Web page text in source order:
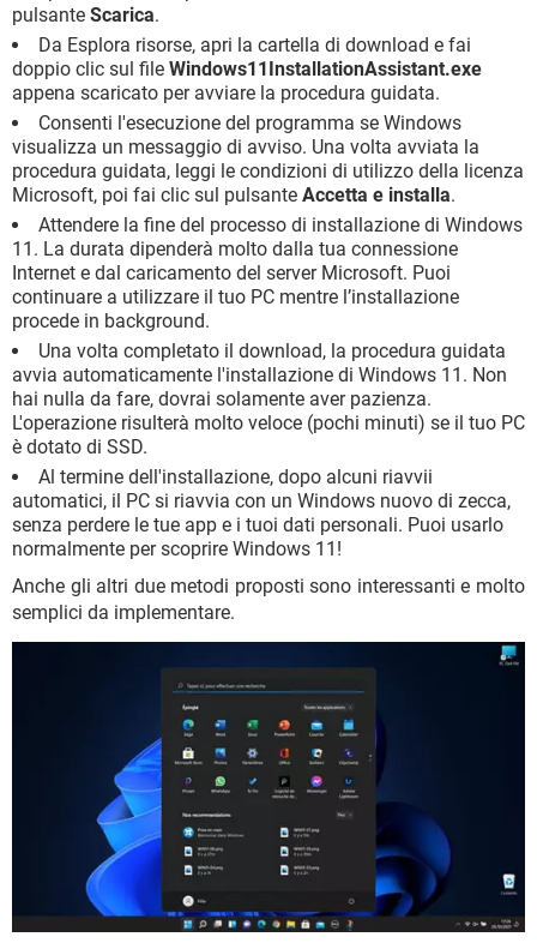
pulsante Scarica.
Da Esplora risorse, apri la cartella di download e fai
doppio clic sul file Windows11InstallationAssistant.exe
appena scaricato per avviare la procedura guidata.
Consenti l'esecuzione del programma se Windows
visualizza un messaggio di avviso. Una volta avviata la
procedura guidata, leggi le condizioni di utilizzo della licenza
Microsoft, poi fai clic sul pulsante Accetta e installa.
Attendere la fine del processo di installazione di Windows
11. La durata dipenderà molto dalla tua connessione
Internet e dal caricamento del server Microsoft. Puoi
continuare a utilizzare il tuo PC mentre l’installazione
procede in background.
Una volta completato il download, la procedura guidata
avvia automaticamente l'installazione di Windows 11. Non
hai nulla da fare, dovrai solamente aver pazienza.
L'operazione risulterà molto veloce (pochi minuti) se il tuo PC
è dotato di SSD.
Al termine dell'installazione, dopo alcuni riavvii
automatici, il PC si riavvia con un Windows nuovo di zecca,
senza perdere le tue app e i tuoi dati personali. Puoi usarlo
normalmente per scoprire Windows 11!
Anche gli altri due metodi proposti sono interessanti e molto
semplici da implementare.